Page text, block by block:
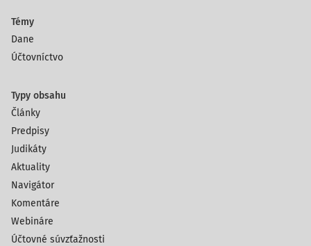
Témy
Dane
Účtovníctvo
Typy obsahu
Články
Predpisy
Judikáty
Aktuality
Navigátor
Komentáre
Webináre
Účtovné súvzťažnosti